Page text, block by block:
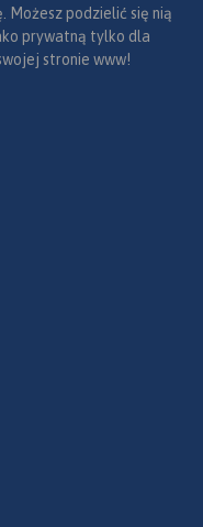
Możesz podzielić się nią
prywatną tylko dla
stronie www!